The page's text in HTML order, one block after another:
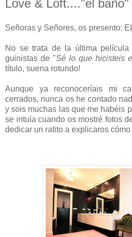
Love & Loft...."el baño"
Señoras y Señores, os presento:
No se trata de la última
guinistas de "Sé lo que hicisteis
título, suena rotundo!
Aunque ya reconoceríais mi
cerrados, nunca os he contado
y sois muchas las que me habéis
se intuía cuando os mostré fotos
dedicar un ratito a explicaros